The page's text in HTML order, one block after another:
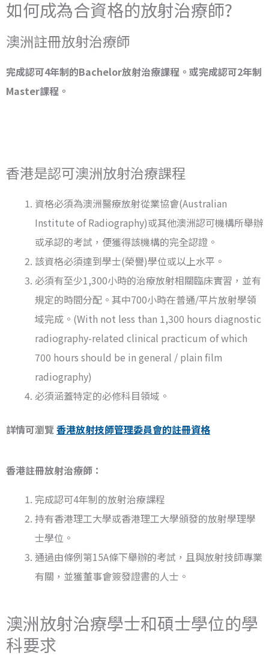
如何成為合資格的放射治療師?
澳洲註冊放射治療師
完成認可4年制的Bachelor放射治療課程。或完成認可2年制
Master課程。
香港是認可澳洲放射治療課程
資格必須為澳洲醫療放射從業協會(Australian
Institute of Radiography)或其他澳洲認可機構所舉辦
或承認的考試，便獲得該機構的完全認證。
該資格必須達到學士(榮譽)學位或以上水平。
必須有至少1,300小時的治療放射相關臨床實習，並有
規定的時間分配。其中700小時在普通/平片放射學領
域完成。(With not less than 1,300 hours diagnostic
radiography-related clinical practicum of which
700 hours should be in general / plain film
radiography)
必須涵蓋特定的必修科目領域。
詳情可瀏覽香港放射技師管理委員會的註冊資格
香港註冊放射治療師：
完成認可4年制的放射治療課程
持有香港理工大學或香港理工大學頒發的放射學理學
士學位。
通過由條例第15A條下舉辦的考試，且與放射技師專業
有關，並獲董事會簽發證書的人士。
澳洲放射治療學士和碩士學位的學
科要求